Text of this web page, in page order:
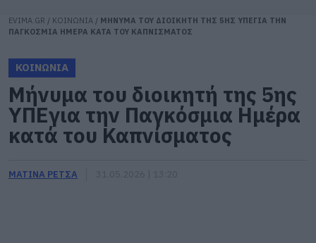
EVIMA.GR / ΚΟΙΝΩΝΙΑ / ΜΗΝΥΜΑ ΤΟΥ ΔΙΟΙΚΗΤΗ ΤΗΣ 5ΗΣ ΥΠΕΓΙΑ ΤΗΝ
ΠΑΓΚΟΣΜΙΑ ΗΜΕΡΑ ΚΑΤΑ ΤΟΥ ΚΑΠΝΙΣΜΑΤΟΣ
ΚΟΙΝΩΝΙΑ
Μήνυμα του διοικητή της 5ης
ΥΠΕγια την Παγκόσμια Ημέρα
κατά του Καπνίσματος
ΜΑΤΙΝΑ ΡΕΤΣΑ